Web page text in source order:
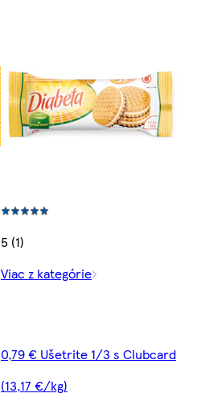
5 (1)
Viac z kategórie
0,79 € Ušetrite 1/3 s Clubcard
(13,17 €/kg)